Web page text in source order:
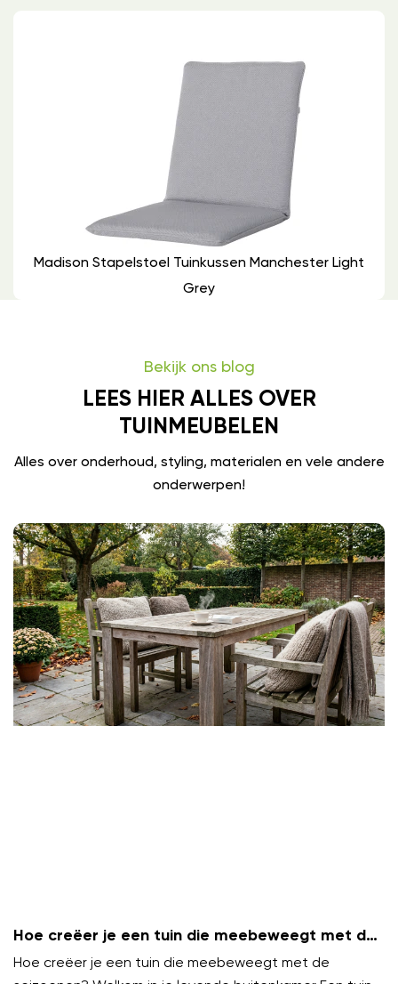
Madison Stapelstoel Tuinkussen Manchester Light
Grey
Bekijk ons blog
LEES HIER ALLES OVER
TUINMEUBELEN
Alles over onderhoud, styling, materialen en vele andere
onderwerpen!
Hoe creëer je een tuin die meebeweegt met de
seizoenen?
Hoe creëer je een tuin die meebeweegt met de